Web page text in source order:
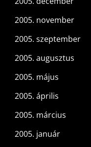
2005. november
2005. szeptember
2005. augusztus
2005. május
2005. április
2005. március
2005. január